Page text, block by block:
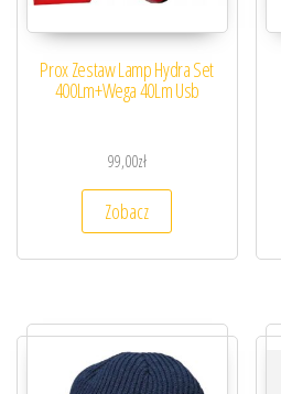
Prox Zestaw Lamp Hydra Set
400Lm+Wega 40Lm Usb
99,00zł
Zobacz